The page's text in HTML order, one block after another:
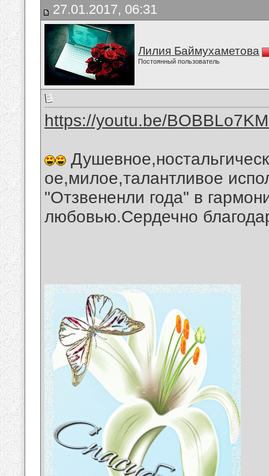
27.01.2017, 06:31
Лилия Баймухаметова
Постоянный пользователь
https://youtu.be/
ое,милое,талантливое
"Отзвененли года" в
любовью.Сердечно